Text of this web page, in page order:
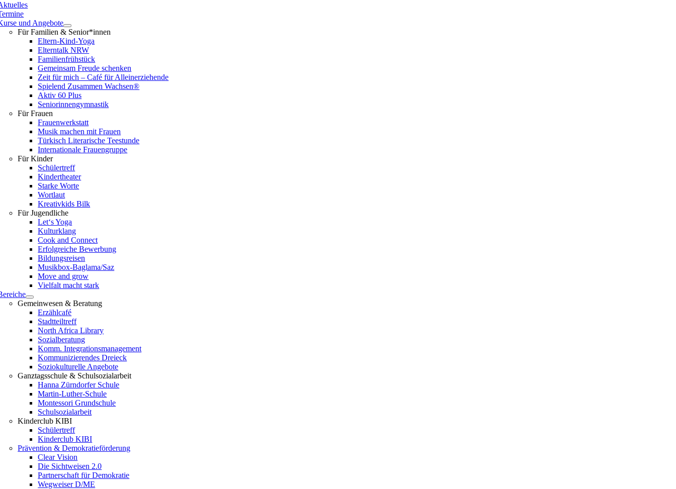
und Angebote
Für Familien & Senior*innen
Eltern-Kind-Yoga
Elterntalk NRW
Familienfrühstück
Gemeinsam Freude schenken
Zeit für mich – Café für Alleinerziehende
Spielend Zusammen Wachsen®
Aktiv 60 Plus
Seniorinnengymnastik
Für Frauen
Frauenwerkstatt
Musik machen mit Frauen
Türkisch Literarische Teestunde
Internationale Frauengruppe
Für Kinder
Schülertreff
Kindertheater
Starke Worte
Wortlaut
Kreativkids Bilk
Für Jugendliche
Let‘s Yoga
Kulturklang
Cook and Connect
Erfolgreiche Bewerbung
Bildungsreisen
Musikbox-Baglama/Saz
Move and grow
Vielfalt macht stark
Gemeinwesen & Beratung
Erzählcafé
Stadtteiltreff
North Africa Library
Sozialberatung
Komm. Integrationsmanagement
Kommunizierendes Dreieck
Soziokulturelle Angebote
Ganztagsschule & Schulsozialarbeit
Hanna Zürndorfer Schule
Martin-Luther-Schule
Montessori Grundschule
Schulsozialarbeit
Kinderclub KIBI
Schülertreff
Kinderclub KIBI
Prävention & Demokratieförderung
Clear Vision
Die Sichtweisen 2.0
Partnerschaft für Demokratie
Wegweiser D/ME